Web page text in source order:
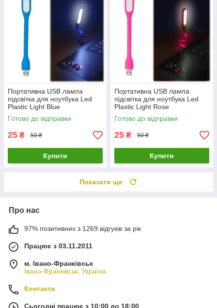
Портативна USB лампа
підсвітка для ноутбука Led
Plastic Light Blue
Готово до відправки
25 ₴ 50 ₴
Купити
Портативна USB лампа
підсвітка для ноутбука Led
Plastic Light Rose
Готово до відправки
25 ₴ 50 ₴
Купити
Показати ще
Про нас
97% позитивних з 1269 відгуків за рік
Працює з 03.11.2011
м. Івано-Франківськ
Івано-Франківськ, Україна
Контакти
Сьогодні працює з 10:00 до 18:00